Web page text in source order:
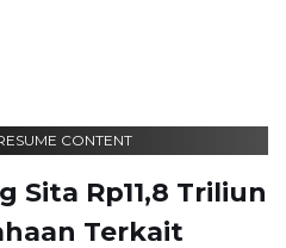
CONTENT
Sita Rp11,8 Triliun
Terkait